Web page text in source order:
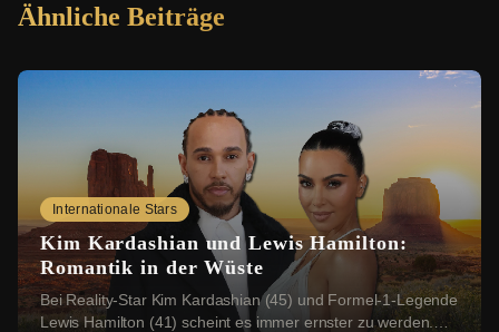
Ähnliche Beiträge
Internationale Stars
Kim Kardashian und Lewis Hamilton:
Romantik in der Wüste
Bei Reality-Star Kim Kardashian (45) und Formel-1-Legende
Lewis Hamilton (41) scheint es immer ernster zu werden.